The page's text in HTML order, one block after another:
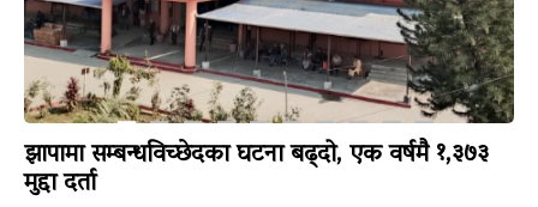
झापामा सम्बन्धविच्छेदका घटना बढ्दो, एक वर्षमै १,३७३
मुद्दा दर्ता